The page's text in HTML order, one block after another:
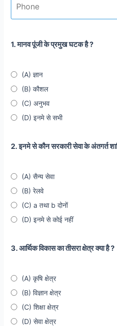
1. मानव पूंजी के प्रमुख घटक है ?
(A) ज्ञान
(B) कौशल
(C) अनुभव
(D) इनमे से सभी
2. इनमे से कौन सरकारी सेवा के अंतगर्त
(A) सैन्य सेवा
(B) रेलवे
(C) a तथा b दोनों
(D) इनमे से कोई नहीं
3. आर्थिक विकास का तीसरा क्षेत्र क्या है ?
(A) कृषि क्षेत्र
(B) विज्ञान क्षेत्र
(C) शिक्षा क्षेत्र
(D) सेवा क्षेत्र